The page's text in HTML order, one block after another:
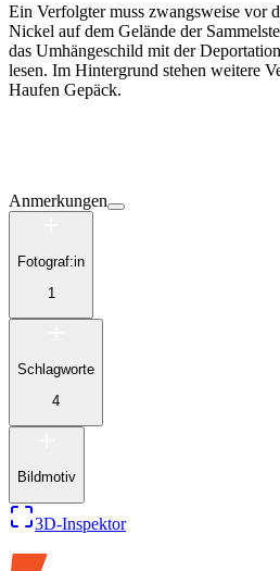
Ein Verfolgter muss zwangsweise vor
Nickel auf dem Gelände der
das Umhängeschild mit der
lesen. Im Hintergrund stehen weitere
Haufen Gepäck.
Anmerkungen
Fotograf:in
1
Schlagworte
4
Bildmotiv
3D-Inspektor